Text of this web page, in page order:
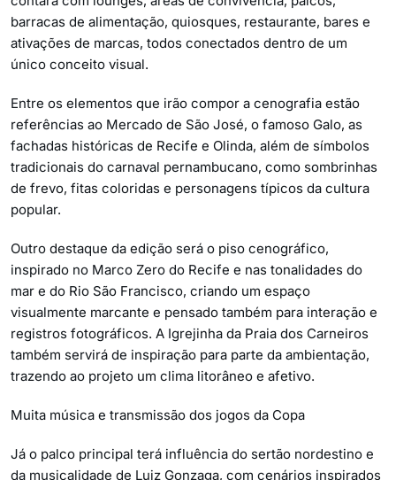
barracas de alimentação, quiosques, restaurante, bares e
ativações de marcas, todos conectados dentro de um
único conceito visual.
Entre os elementos que irão compor a cenografia estão
referências ao Mercado de São José, o famoso Galo, as
fachadas históricas de Recife e Olinda, além de símbolos
tradicionais do carnaval pernambucano, como sombrinhas
de frevo, fitas coloridas e personagens típicos da cultura
popular.
Outro destaque da edição será o piso cenográfico,
inspirado no Marco Zero do Recife e nas tonalidades do
mar e do Rio São Francisco, criando um espaço
visualmente marcante e pensado também para interação e
registros fotográficos. A Igrejinha da Praia dos Carneiros
também servirá de inspiração para parte da ambientação,
trazendo ao projeto um clima litorâneo e afetivo.
Muita música e transmissão dos jogos da Copa
Já o palco principal terá influência do sertão nordestino e
da musicalidade de Luiz Gonzaga, com cenários inspirados